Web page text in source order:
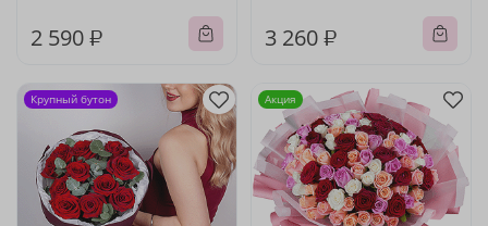
2 590 ₽ 3 260 ₽
Крупный бутон Акция